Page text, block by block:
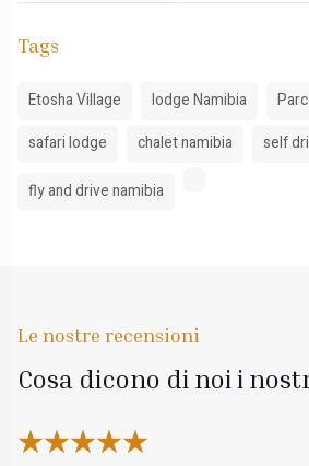
Tags
Etosha Village lodge Namibia
safari lodge
chalet namibia self
fly and drive namibia
Le nostre recensioni
Cosa dicono di noi i